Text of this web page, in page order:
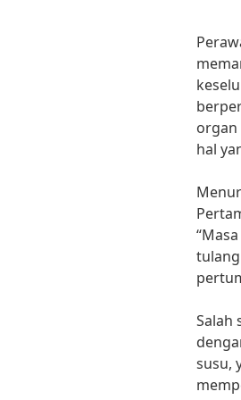
organ
hal
Salah
susu,